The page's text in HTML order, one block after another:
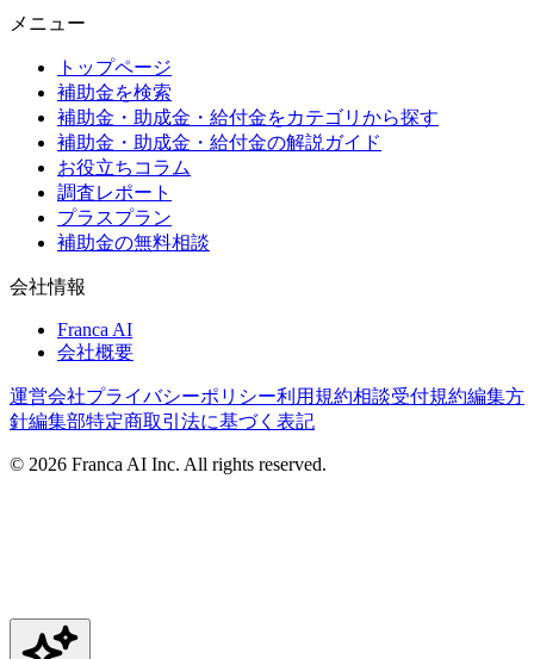
メニュー
トップページ
補助金を検索
補助金・助成金・給付金をカテゴリから探す
補助金・助成金・給付金の解説ガイド
お役立ちコラム
調査レポート
プラスプラン
補助金の無料相談
会社情報
Franca AI
会社概要
運営会社プライバシーポリシー利用規約相談受付規約編集方
針編集部特定商取引法に基づく表記
© 2026 Franca AI Inc. All rights reserved.